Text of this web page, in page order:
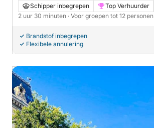
Schipper inbegrepen Top Verhuurder
2 uur 30 minuten · Voor groepen tot 12 personen
Brandstof inbegrepen
Flexibele annulering